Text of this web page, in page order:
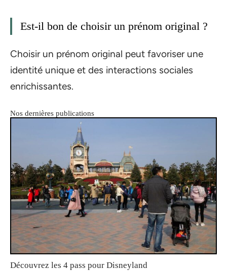
Est-il bon de choisir un prénom original ?
Choisir un prénom original peut favoriser une
identité unique et des interactions sociales
enrichissantes.
Nos dernières publications
Découvrez les 4 pass pour Disneyland